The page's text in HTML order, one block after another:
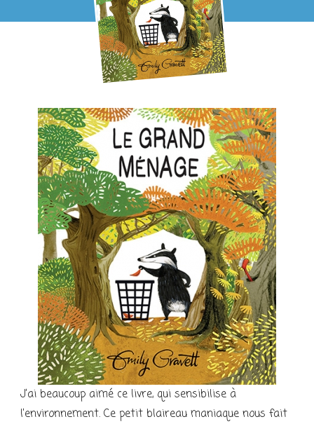
J’ai beaucoup aimé ce livre, qui sensibilise à
l’environnement. Ce petit blaireau maniaque nous fait